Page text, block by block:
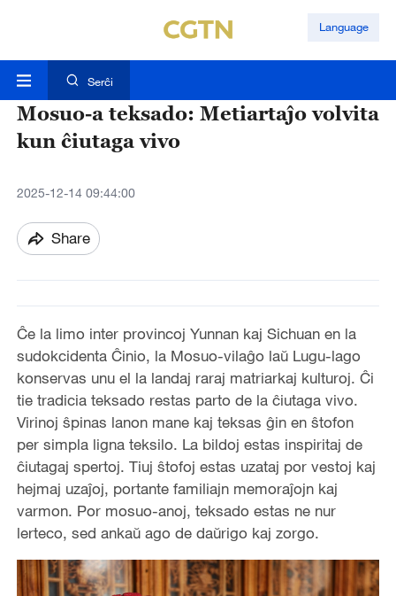
Language
Serĉi
Mosuo-a teksado: Metiartaĵo volvita
kun ĉiutaga vivo
2025-12-14 09:44:00
Share
Ĉe la limo inter provincoj Yunnan kaj Sichuan en la
sudokcidenta Ĉinio, la Mosuo-vilaĝo laŭ Lugu-lago
konservas unu el la landaj raraj matriarkaj kulturoj. Ĉi
tie tradicia teksado restas parto de la ĉiutaga vivo.
Virinoj ŝpinas lanon mane kaj teksas ĝin en ŝtofon
per simpla ligna teksilo. La bildoj estas inspiritaj de
ĉiutagaj spertoj. Tiuj ŝtofoj estas uzataj por vestoj kaj
hejmaj uzaĵoj, portante familiajn memoraĵojn kaj
varmon. Por mosuo-anoj, teksado estas ne nur
lerteco, sed ankaŭ ago de daŭrigo kaj zorgo.